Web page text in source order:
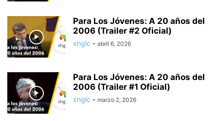
Para Los Jóvenes: A 20 años del
2006 (Trailer #2 Oficial)
xhglc - abril 6, 2026
Para Los Jóvenes: A 20 años del
2006 (Trailer #1 Oficial)
xhglc - marzo 2, 2026